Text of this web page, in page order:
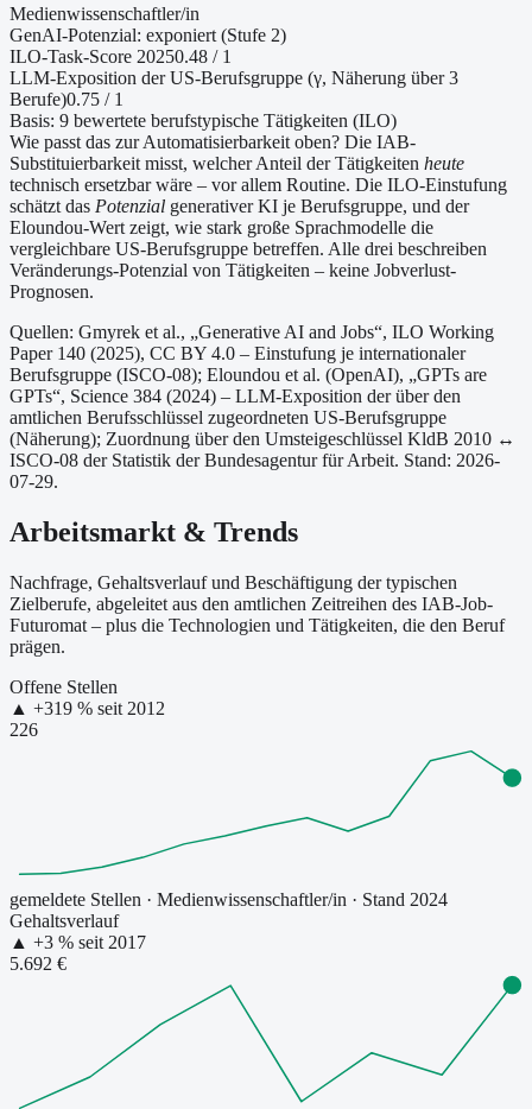
Medienwissenschaftler/in
GenAI-Potenzial: exponiert (Stufe 2)
ILO-Task-Score 20250.48 / 1
LLM-Exposition der US-Berufsgruppe (γ, Näherung über 3
Berufe)0.75 / 1
Basis: 9 bewertete berufstypische Tätigkeiten (ILO)
Wie passt das zur Automatisierbarkeit oben? Die IAB-
Substituierbarkeit misst, welcher Anteil der Tätigkeiten heute
technisch ersetzbar wäre – vor allem Routine. Die ILO-Einstufung
schätzt das Potenzial generativer KI je Berufsgruppe, und der
Eloundou-Wert zeigt, wie stark große Sprachmodelle die
vergleichbare US-Berufsgruppe betreffen. Alle drei beschreiben
Veränderungs-Potenzial von Tätigkeiten – keine Jobverlust-
Prognosen.
Quellen: Gmyrek et al., „Generative AI and Jobs“, ILO Working
Paper 140 (2025), CC BY 4.0 – Einstufung je internationaler
Berufsgruppe (ISCO-08); Eloundou et al. (OpenAI), „GPTs are
GPTs“, Science 384 (2024) – LLM-Exposition der über den
amtlichen Berufsschlüssel zugeordneten US-Berufsgruppe
(Näherung); Zuordnung über den Umsteigeschlüssel KldB 2010 ↔
ISCO-08 der Statistik der Bundesagentur für Arbeit. Stand: 2026-
07-29.
Arbeitsmarkt & Trends
Nachfrage, Gehaltsverlauf und Beschäftigung der typischen
Zielberufe, abgeleitet aus den amtlichen Zeitreihen des IAB-Job-
Futuromat – plus die Technologien und Tätigkeiten, die den Beruf
prägen.
Offene Stellen
▲ +319 % seit 2012
226
gemeldete Stellen · Medienwissenschaftler/in · Stand 2024
Gehaltsverlauf
▲ +3 % seit 2017
5.692 €